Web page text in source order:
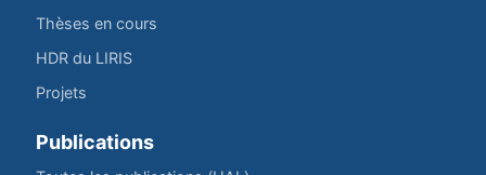
Thèses en cours
HDR du LIRIS
Projets
Publications